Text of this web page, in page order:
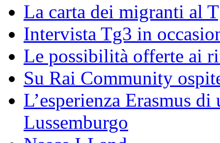
La carta dei migranti al
Intervista Tg3 in
Le possibilità offerte ai
Su Rai Community
L’esperienza Erasmus
Lussemburgo